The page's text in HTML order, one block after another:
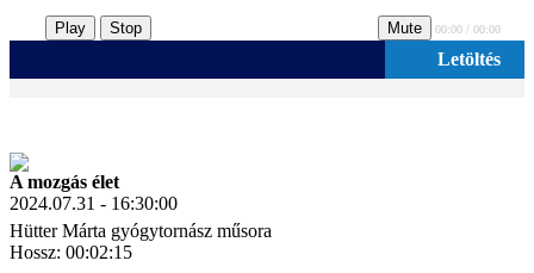
Play Stop Mute 00:00 / 00:00
Letöltés
A mozgás élet
2024.07.31 - 16:30:00
Hütter Márta gyógytornász műsora
Hossz: 00:02:15